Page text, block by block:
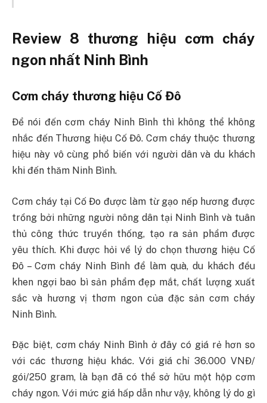
Review 8 thương hiệu cơm cháy
ngon nhất Ninh Bình
Cơm cháy thương hiệu Cố Đô
Để nói đến cơm cháy Ninh Bình thì không thể không
nhắc đến Thương hiệu Cố Đô. Cơm cháy thuộc thương
hiệu này vô cùng phổ biến với người dân và du khách
khi đến thăm Ninh Bình.
Cơm cháy tại Cố Đo được làm từ gạo nếp hương được
trồng bởi những người nông dân tại Ninh Bình và tuân
thủ công thức truyền thống, tạo ra sản phẩm được
yêu thích. Khi được hỏi về lý do chọn thương hiệu Cố
Đô – Cơm cháy Ninh Bình để làm quà, du khách đều
khen ngợi bao bì sản phẩm đẹp mắt, chất lượng xuất
sắc và hương vị thơm ngon của đặc sản cơm cháy
Ninh Bình.
Đặc biệt, cơm cháy Ninh Bình ở đây có giá rẻ hơn so
với các thương hiệu khác. Với giá chỉ 36.000 VNĐ/
gói/250 gram, là bạn đã có thể sở hữu một hộp cơm
cháy ngon. Với mức giá hấp dẫn như vậy, không lý do gì